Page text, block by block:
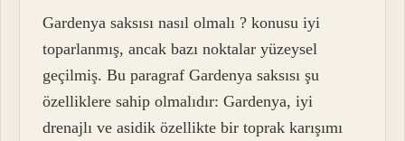
Gardenya saksısı nasıl olmalı ? konusu iyi
toparlanmış, ancak bazı noktalar yüzeysel
geçilmiş. Bu paragraf Gardenya saksısı şu
özelliklere sahip olmalıdır: Gardenya, iyi
drenajlı ve asidik özellikte bir toprak karışımı